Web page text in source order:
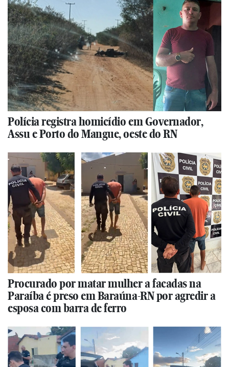
Polícia registra homicídio em Governador,
Assu e Porto do Mangue, oeste do RN
Procurado por matar mulher a facadas na
Paraíba é preso em Baraúna-RN por agredir a
esposa com barra de ferro